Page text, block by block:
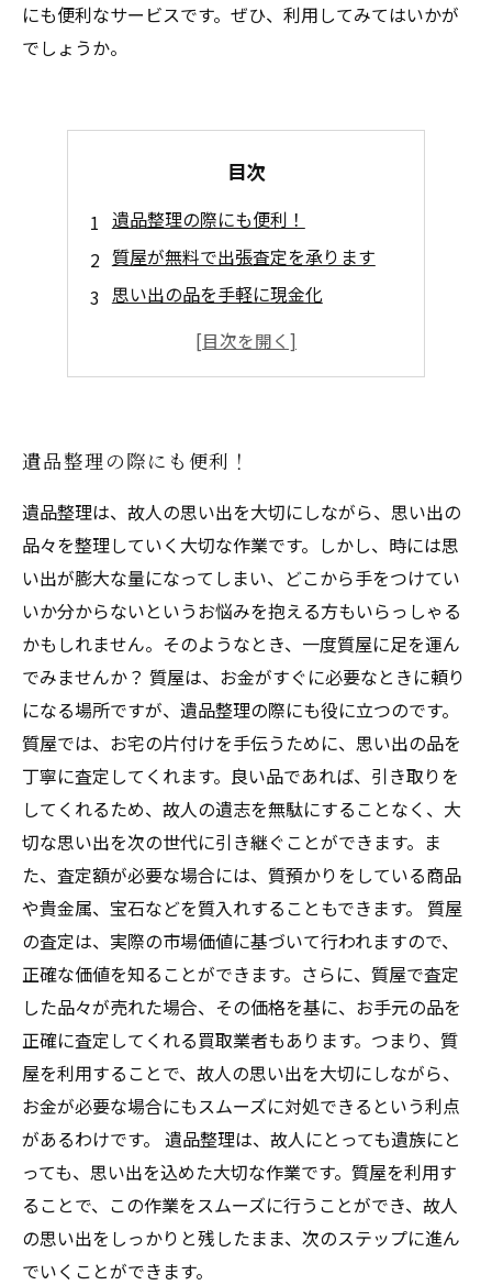
にも便利なサービスです。ぜひ、利用してみてはいかが
でしょうか。
目次
遺品整理の際にも便利！
質屋が無料で出張査定を承ります
思い出の品を手軽に現金化
高価な品物も査定可能
遺品整理の際にも便利！
遺品整理は、故人の思い出を大切にしながら、思い出の
品々を整理していく大切な作業です。しかし、時には思
い出が膨大な量になってしまい、どこから手をつけてい
いか分からないというお悩みを抱える方もいらっしゃる
かもしれません。そのようなとき、一度質屋に足を運ん
でみませんか？ 質屋は、お金がすぐに必要なときに頼り
になる場所ですが、遺品整理の際にも役に立つのです。
質屋では、お宅の片付けを手伝うために、思い出の品を
丁寧に査定してくれます。良い品であれば、引き取りを
してくれるため、故人の遺志を無駄にすることなく、大
切な思い出を次の世代に引き継ぐことができます。ま
た、査定額が必要な場合には、質預かりをしている商品
や貴金属、宝石などを質入れすることもできます。 質屋
の査定は、実際の市場価値に基づいて行われますので、
正確な価値を知ることができます。さらに、質屋で査定
した品々が売れた場合、その価格を基に、お手元の品を
正確に査定してくれる買取業者もあります。つまり、質
屋を利用することで、故人の思い出を大切にしながら、
お金が必要な場合にもスムーズに対処できるという利点
があるわけです。 遺品整理は、故人にとっても遺族にと
っても、思い出を込めた大切な作業です。質屋を利用す
ることで、この作業をスムーズに行うことができ、故人
の思い出をしっかりと残したまま、次のステップに進ん
でいくことができます。